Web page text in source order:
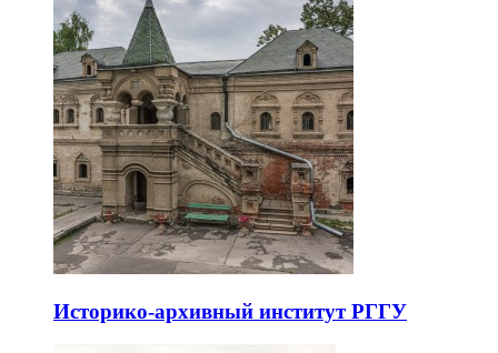
Историко-архивный институт РГГУ